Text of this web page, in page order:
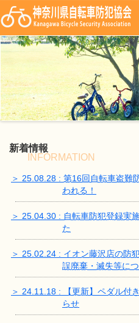
新着情報
INFORMATION
＞ 25.08.28 : 第16回自転車盗難
われる！
＞ 25.04.30 : 自転車防犯登録実
た
＞ 25.02.24 : イオン藤沢店の防
誤廃棄・滅失等に
＞ 24.11.18 : 【更新】ペダル付
らせ